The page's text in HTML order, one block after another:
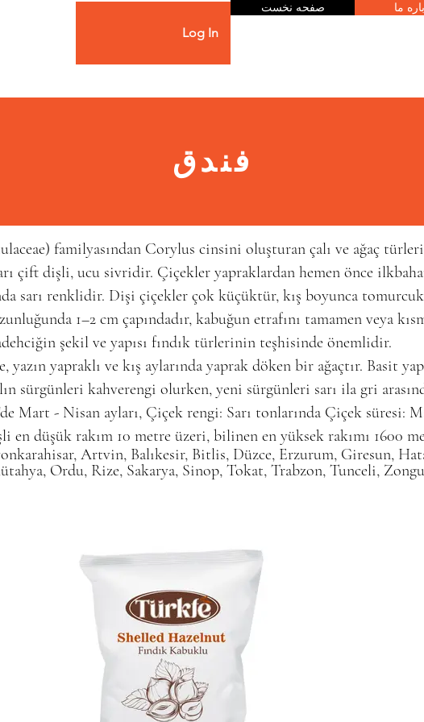
Log In
صفحه نخست ما
فندق
familyasından Corylus cinsini oluşturan çalı ve ağaç
çift dişli, ucu sivridir. Çiçekler yapraklardan hemen önce
sarı renklidir. Dişi çiçekler çok küçüktür, kış boyunca
1–2 cm çapındadır, kabuğun etrafını tamamen veya
şekil ve yapısı fındık türlerinin teşhisinde önemlidir.
yazın yapraklı ve kış aylarında yaprak döken bir ağaçtır. Basit
sürgünleri kahverengi olurken, yeni sürgünleri sarı ila gri
Mart - Nisan ayları, Çiçek rengi: Sarı tonlarında Çiçek süresi:
en düşük rakım 10 metre üzeri, bilinen en yüksek rakımı 1600
Artvin, Balıkesir, Bitlis, Düzce, Erzurum, Giresun,
Ordu, Rize, Sakarya, Sinop, Tokat, Trabzon, Tunceli,